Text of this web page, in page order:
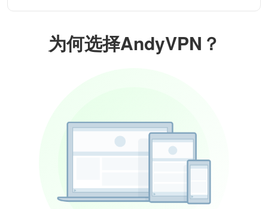
为何选择AndyVPN？